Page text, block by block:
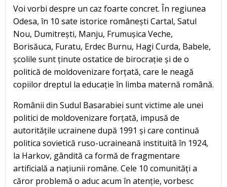
Voi vorbi despre un caz foarte concret. În regiunea
Odesa, în 10 sate istorice românești Cartal, Satul
Nou, Dumitrești, Manju, Frumușica Veche,
Borisăuca, Furatu, Erdec Burnu, Hagi Curda, Babele,
școlile sunt ținute ostatice de birocrație și de o
politică de moldovenizare forțată, care le neagă
copiilor dreptul la educație în limba maternă română.
Românii din Sudul Basarabiei sunt victime ale unei
politici de moldovenizare forțată, impusă de
autoritățile ucrainene după 1991 și care continuă
politica sovietică ruso-ucraineană instituită în 1924,
la Harkov, gândită ca formă de fragmentare
artificială a națiunii române. Cele 10 comunități a
căror problemă o aduc acum în atenție, vorbesc